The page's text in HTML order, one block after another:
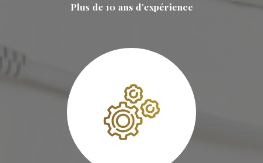
Plus de 10 ans d'expérience